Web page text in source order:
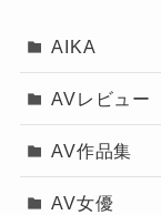
AIKA
AVレビュー
AV作品集
AV女優